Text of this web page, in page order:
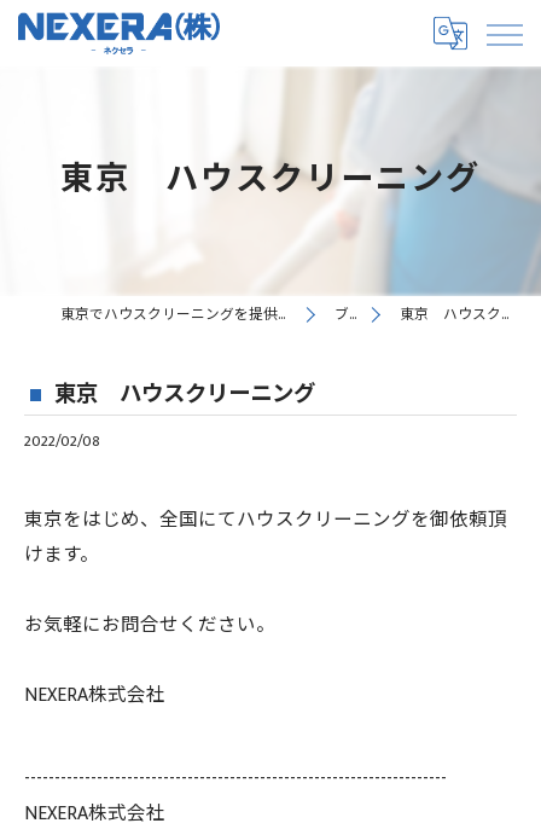
東京 ハウスクリーニング
東京でハウスクリーニングを提供するNEXERA株式会社 ブログ 東京 ハウスクリーニング
東京 ハウスクリーニング
2022/02/08
東京をはじめ、全国にてハウスクリーニングを御依頼頂
けます。
お気軽にお問合せください。
NEXERA株式会社
----------------------------------------------------------------------
NEXERA株式会社